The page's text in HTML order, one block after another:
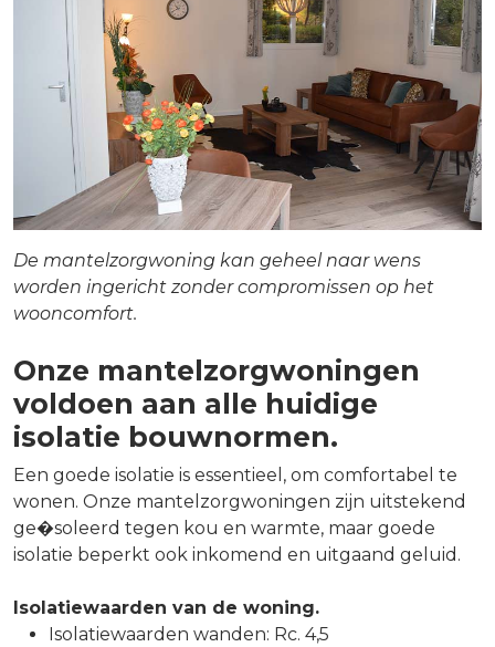
De mantelzorgwoning kan geheel naar wens
worden ingericht zonder compromissen op het
wooncomfort.
Onze mantelzorgwoningen
voldoen aan alle huidige
isolatie bouwnormen.
Een goede isolatie is essentieel, om comfortabel te
wonen. Onze mantelzorgwoningen zijn uitstekend
ge�soleerd tegen kou en warmte, maar goede
isolatie beperkt ook inkomend en uitgaand geluid.
Isolatiewaarden van de woning.
Isolatiewaarden wanden: Rc. 4,5